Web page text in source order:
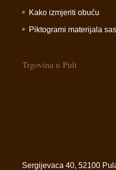
Kako izmjeriti obuću
Piktogrami materijala
Trgovina u Puli
Sergijevaca 40, 52100